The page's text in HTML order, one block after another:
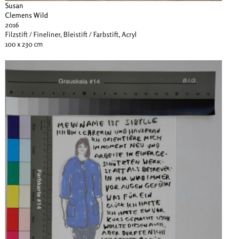
Susan
Clemens Wild
2016
Filzstift / Fineliner, Bleistift / Farbstift, Acryl
100 x 230 cm